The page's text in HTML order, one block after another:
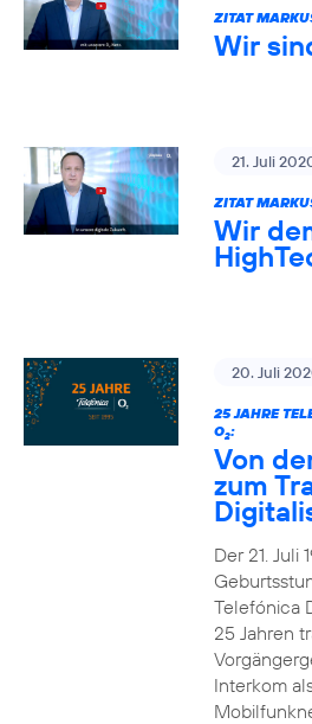
ZITAT
Wir
21. Juli
ZITAT
Wir
20. Juli
25 JAHRE
O2:
Von
zum
Der 21. Juli
Telefónica
25 Jahren
Interkom